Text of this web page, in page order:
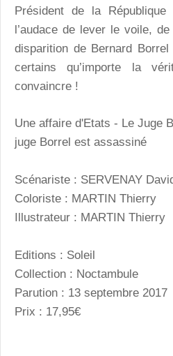
Président de la
l’audace de lever le voile,
disparition de Bernard
certains qu’importe la
convaincre !
Une affaire d'Etats - Le Juge
juge Borrel est assassiné
Scénariste : SERVENAY
Coloriste : MARTIN Thierry
Illustrateur : MARTIN Thierry
Editions : Soleil
Collection : Noctambule
Parution : 13 septembre 2017
Prix : 17,95€